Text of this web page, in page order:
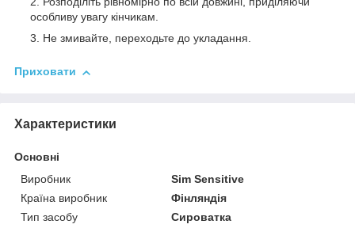
особливу увагу кінчикам.
Не змивайте, переходьте до укладання.
Приховати
Характеристики
Основні
Виробник
Sim Sensitive
Країна виробник
Фінляндія
Тип засобу
Сироватка